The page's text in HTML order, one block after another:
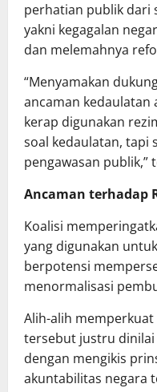
perhatian publik dari
yakni kegagalan
dan melemahnya
“Menyamakan
ancaman kedaulatan
kerap digunakan
soal kedaulatan, tapi
pengawasan publik,”
Ancaman terhadap
Koalisi
yang digunakan
berpotensi
menormalisasi
Alih-alih
tersebut justru
dengan mengikis
akuntabilitas negara